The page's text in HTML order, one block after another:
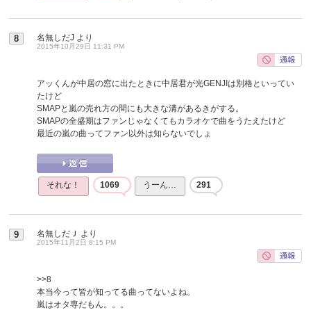
8 名無しだJ より
2015年10月29日 11:31 PM
アッくんが中居の窓に出たときに中居君が光GENJIは別格といってい
たけど
SMAPと嵐の売れ方の間にも大きな溝があるきがする。
SMAPの全盛期はファンじゃなくてもカラオケで曲をうたえたけど
最近の嵐の曲ってファン以外は知らないでしょ
それな！ 1069 うーん… 291
9 名無しだＪ より
2015年11月2日 8:15 PM
>>8
本当今って皆が知ってる曲ってないよね。
嵐はオタ専だもん。。。